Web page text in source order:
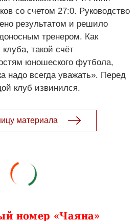
со счетом 27:0. Руководство
результатом и решило
тренером. Как
такой счёт
юношеского футбола,
надо всегда уважать». Перед
клуб извинился.
материала
номер «Чаяна»